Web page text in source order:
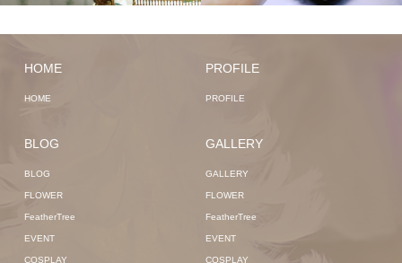
HOME
HOME
PROFILE
PROFILE
BLOG
BLOG
FLOWER
FeatherTree
EVENT
COSPLAY
GALLERY
GALLERY
FLOWER
FeatherTree
EVENT
COSPLAY